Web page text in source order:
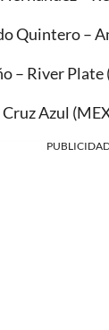
Quintero –
– River Plate
Azul